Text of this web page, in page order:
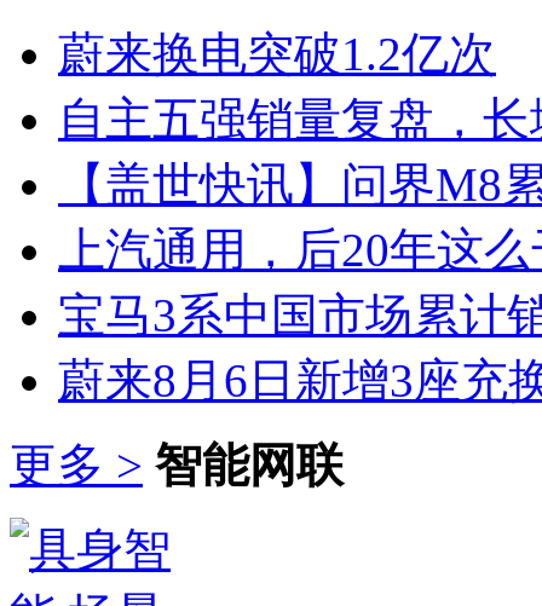
蔚来换电突破1.2亿次
自主五强销量复盘，
【盖世快讯】问界M8
上汽通用，后20年这
宝马3系中国市场累计
蔚来8月6日新增3座充
更多 > 智能网联